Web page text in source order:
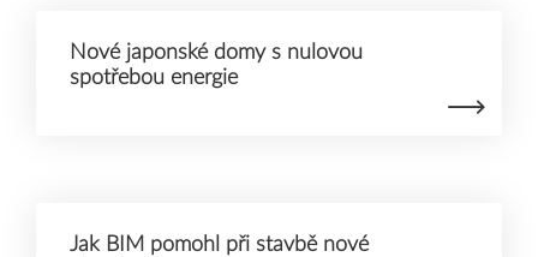
Nové japonské domy s nulovou
spotřebou energie
Jak BIM pomohl při stavbě nové